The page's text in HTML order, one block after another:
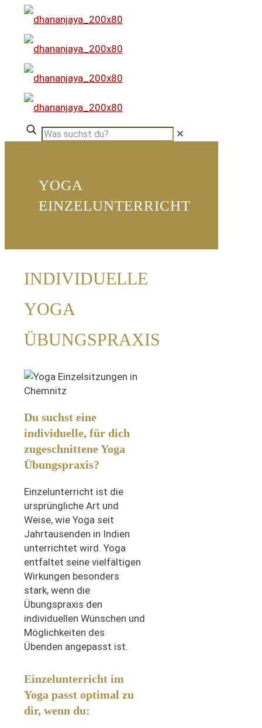
✕
YOGA
EINZELUNTERRICHT
INDIVIDUELLE
YOGA
ÜBUNGSPRAXIS
Du suchst eine
individuelle, für dich
zugeschnittene Yoga
Übungspraxis?
Einzelunterricht ist die
ursprüngliche Art und
Weise, wie Yoga seit
Jahrtausenden in Indien
unterrichtet wird. Yoga
entfaltet seine vielfältigen
Wirkungen besonders
stark, wenn die
Übungspraxis den
individuellen Wünschen und
Möglichkeiten des
Übenden angepasst ist.
Einzelunterricht im
Yoga passt optimal zu
dir, wenn du: